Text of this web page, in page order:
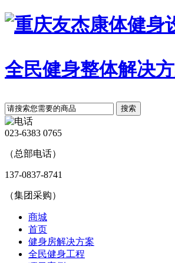
全民健身整体解决
搜索
023-6383 0765
（总部电话）
137-0837-8741
（集团采购）
商城
首页
健身房解决方案
全民健身工程